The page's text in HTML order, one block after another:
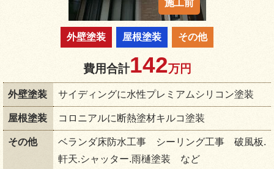
外壁塗装 屋根塗装 その他
費用合計142万円
外壁塗装 サイディングに水性プレミアムシリコン塗装
屋根塗装 コロニアルに断熱塗材キルコ塗装
その他
ベランダ床防水工事 シーリング工事 破風板.
軒天.シャッター.雨樋塗装 など